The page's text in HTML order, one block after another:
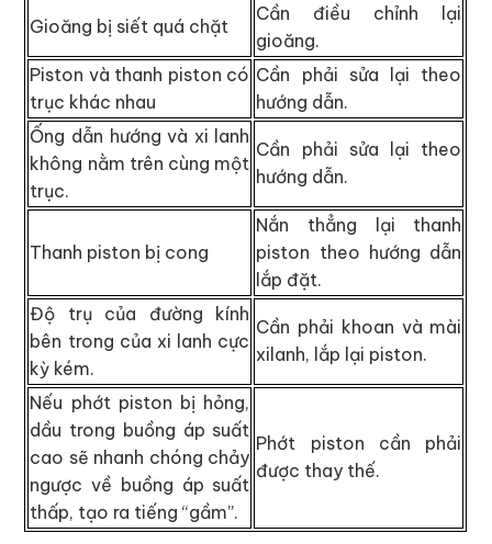
Gioăng bị siết quá chặt
Cần điều chỉnh lại
gioăng.
Piston và thanh piston có
trục khác nhau
Cần phải sửa lại theo
hướng dẫn.
Ống dẫn hướng và xi lanh
không nằm trên cùng một
trục.
Cần phải sửa lại theo
hướng dẫn.
Thanh piston bị cong
Nắn thẳng lại thanh
piston theo hướng dẫn
lắp đặt.
Độ trụ của đường kính
bên trong của xi lanh cực
kỳ kém.
Cần phải khoan và mài
xilanh, lắp lại piston.
Nếu phớt piston bị hỏng,
dầu trong buồng áp suất
cao sẽ nhanh chóng chảy
ngược về buồng áp suất
thấp, tạo ra tiếng “gầm”.
Phớt piston cần phải
được thay thế.